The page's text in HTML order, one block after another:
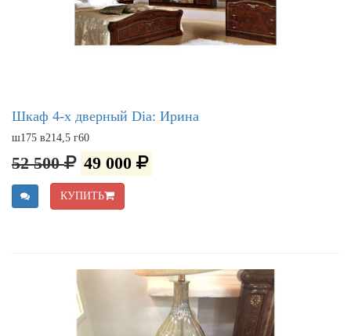
Шкаф 4-х дверный Dia: Ирина
ш175 в214,5 г60
52 500 49 000
КУПИТЬ